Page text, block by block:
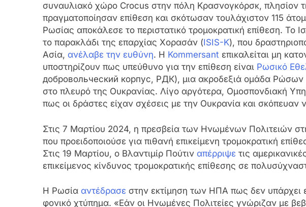
συναυλιακό χώρο Crocus στην πόλη Κρασνογκόρσκ, πλησίον
πραγματοποίησαν επίθεση και σκότωσαν τουλάχιστον 115
Ρωσίας αποκάλεσε το περιστατικό τρομοκρατική επίθεση. Το
το παρακλάδι της επαρχίας Χορασάν (ISIS-K), που
Ασία, ανέλαβε την ευθύνη. Η Kommersant επικαλείται μη
υποστηρίζουν πως υπεύθυνο για την επίθεση είναι Ρωσικό
добровольческий корпус, РДК), μια ακροδεξιά ομάδα
στο πλευρό της Ουκρανίας. Λίγο αργότερα, Ομοσπονδιακή
πως οι δράστες είχαν σχέσεις με την Ουκρανία και σκόπευαν
Στις 7 Μαρτίου 2024, η πρεσβεία των Ηνωμένων Πολιτειών
που προειδοποιούσε για πιθανή επικείμενη τρομοκρατική
Στις 19 Μαρτίου, ο Βλαντιμίρ Πούτιν απέρριψε τις
επικείμενος κίνδυνος τρομοκρατικής επίθεσης σε
Η Ρωσία αντέδρασε στην εκτίμηση των ΗΠΑ πως δεν υπάρχει
φονικό χτύπημα. «Εάν οι Ηνωμένες Πολιτείες γνώριζαν με